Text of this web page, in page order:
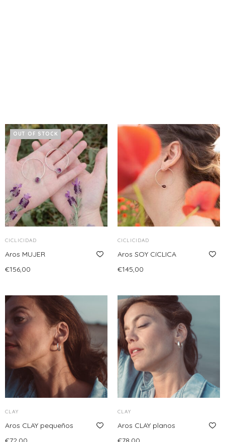
OUT OF STOCK
CICLICIDAD
Aros MUJER
€156,00
CICLICIDAD
Aros SOY CíCLICA
€145,00
CLAY
Aros CLAY pequeños
CLAY
Aros CLAY planos